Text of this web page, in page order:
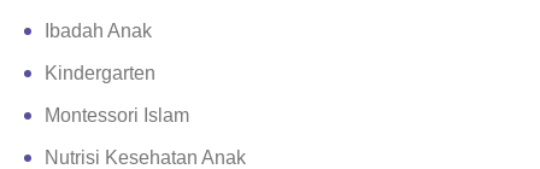
Ibadah Anak
Kindergarten
Montessori Islam
Nutrisi Kesehatan Anak